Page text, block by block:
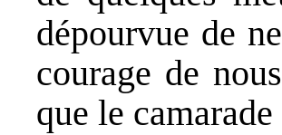
dépourvue de
courage de
que le